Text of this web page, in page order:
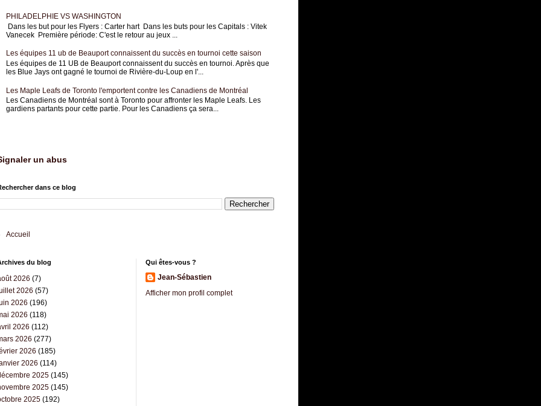
PHILADELPHIE VS WASHINGTON
Dans les but pour les Flyers : Carter hart Dans les buts pour les Capitals : Vitek
Vanecek Première période: C'est le retour au jeux ...
Les équipes 11 ub de Beauport connaissent du succès en tournoi cette saison
Les équipes de 11 UB de Beauport connaissent du succès en tournoi. Après que
les Blue Jays ont gagné le tournoi de Rivière-du-Loup en l'...
Les Maple Leafs de Toronto l'emportent contre les Canadiens de Montréal
Les Canadiens de Montréal sont à Toronto pour affronter les Maple Leafs. Les
gardiens partants pour cette partie. Pour les Canadiens ça sera...
un abus
dans ce blog
Accueil
du blog
2026 (7)
2026 (57)
2026 (196)
2026 (118)
2026 (112)
2026 (277)
2026 (185)
2026 (114)
2025(145)
2025(145)
2025(192)
Qui êtes-vous ?
Jean-Sébastien
Afficher mon profil complet